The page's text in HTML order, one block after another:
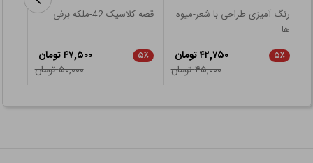
رنگ آمیزی طراحی با شعر-میوه
ها
۵٪
۴۲,۷۵۰ تومان
۴۵,۰۰۰ تومان
قصه کلاسیک 42-ملکه برفی
۵٪
۴۷,۵۰۰ تومان
۵۰,۰۰۰ تومان
قصه